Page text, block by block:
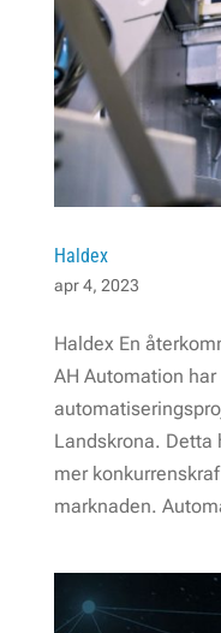
Haldex
apr 4, 2023
Haldex En
AH Automation
Landskrona. Detta
mer
marknaden.